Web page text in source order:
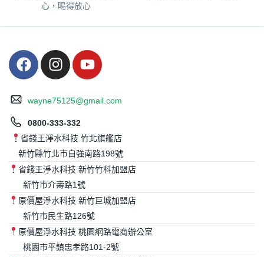
心，喝得放心
wayne75125@gmail.com
0800-333-332
省錢王淨水科技 竹北旗艦店
新竹縣竹北市自強南路198號
省錢王淨水科技 新竹竹科加盟店
新竹市介壽路1號
原價屋淨水科技 新竹巨城加盟店
新竹市民生路126號
原價屋淨水科技 桃園網路電商辦公室
桃園市平鎮忠孝路101-2號